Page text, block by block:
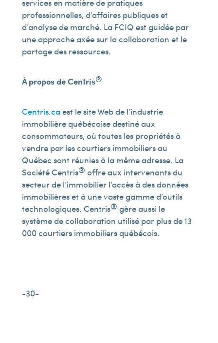
services en matière de pratiques
professionnelles, d’affaires publiques et
d’analyse de marché. La FCIQ est guidée par
une approche axée sur la collaboration et le
partage des ressources.
Àproposde Centris®
Centris.caest le site Web de l’industrie
immobilière québécoise destiné aux
consommateurs, où toutes les propriétés à
vendre par les courtiers immobiliers au
Québec sont réunies à la même adresse. La
Société Centris® offre aux intervenants du
secteur de l’immobilier l’accès à des données
immobilières et à une vaste gamme d’outils
technologiques. Centris® gère aussi le
système de collaboration utilisé par plus de 13
000 courtiers immobiliers québécois.
-30-